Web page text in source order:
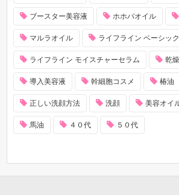
ブースター美容液 ホホバオイル
マルラオイル ライフライン ベーシッ
ライフライン モイスチャーセラム 乾燥
導入美容液 幹細胞コスメ 椿油
正しい洗顔方法 洗顔 美容オイ
馬油 ４０代 ５０代